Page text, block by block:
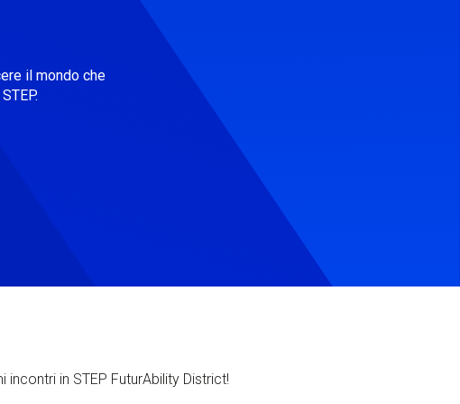
il mondo che
in STEP FuturAbility District!